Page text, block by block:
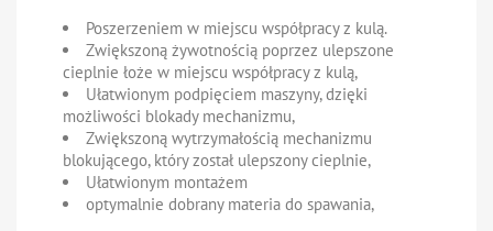
Poszerzeniem w miejscu współpracy z kulą.
Zwiększoną żywotnością poprzez ulepszone
cieplnie łoże w miejscu współpracy z kulą,
Ułatwionym podpięciem maszyny, dzięki
możliwości blokady mechanizmu,
Zwiększoną wytrzymałością mechanizmu
blokującego, który został ulepszony cieplnie,
Ułatwionym montażem
optymalnie dobrany materia do spawania,